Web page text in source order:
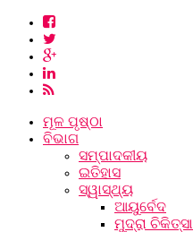
ମୂଳ ପୃଷ୍ଠା
ବିଭାଗ
ସମ୍ପାଦକୀୟ
ଇତିହାସ
ସ୍ୱାସ୍ଥ୍ୟ
ଆୟୁର୍ବେଦ
ମୁଦ୍ରା ଚିକିତ୍ସା